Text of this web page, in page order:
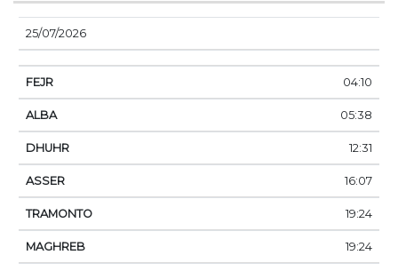
25/07/2026
04:10
05:38
12:31
16:07
19:24
19:24